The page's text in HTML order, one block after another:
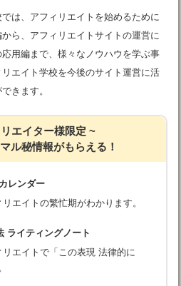
は、アフィリエイトを始めるために
ら、アフィリエイトサイトの運営に
用編まで、様々なノウハウを学ぶ事
エイト学校を今後のサイト運営に活
きます。
エイター様限定 ~
ル秘情報がもらえる！
レンダー
エイトの繁忙期がわかります。
ライティングノート
エイトで「この表現 法律的に